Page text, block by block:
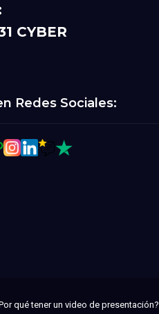
CYBER
Redes Sociales:
qué tener un video de presentación?